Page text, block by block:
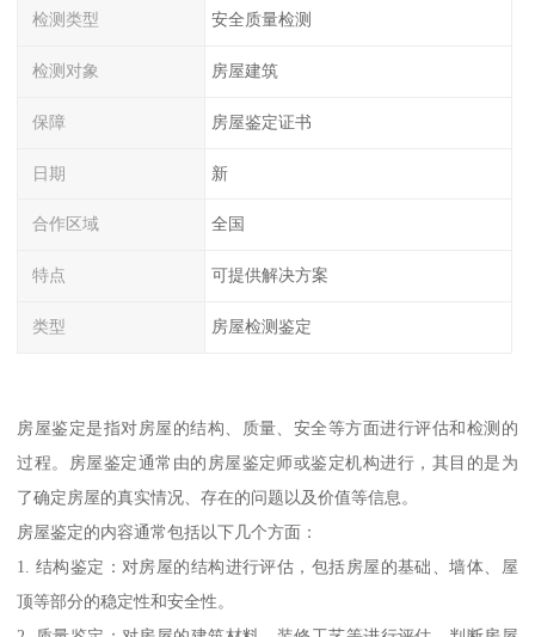
检测类型 安全质量检测
检测对象 房屋建筑
保障 房屋鉴定证书
日期 新
合作区域 全国
特点 可提供解决方案
类型 房屋检测鉴定
房屋鉴定是指对房屋的结构、质量、安全等方面进行评估和检测的
过程。房屋鉴定通常由的房屋鉴定师或鉴定机构进行，其目的是为
了确定房屋的真实情况、存在的问题以及价值等信息。
房屋鉴定的内容通常包括以下几个方面：
1. 结构鉴定：对房屋的结构进行评估，包括房屋的基础、墙体、屋
顶等部分的稳定性和安全性。